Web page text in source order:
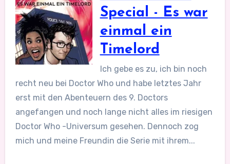
Special - Es war
einmal ein
Timelord
Ich gebe es zu, ich bin noch
recht neu bei Doctor Who und habe letztes Jahr
erst mit den Abenteuern des 9. Doctors
angefangen und noch lange nicht alles im riesigen
Doctor Who -Universum gesehen. Dennoch zog
mich und meine Freundin die Serie mit ihrem...